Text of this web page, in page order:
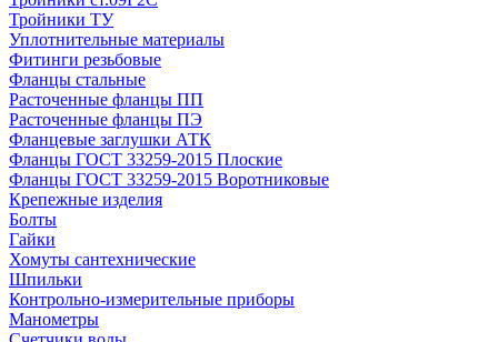
Тройники ТУ
Уплотнительные материалы
Фитинги резьбовые
Фланцы стальные
Расточенные фланцы ПП
Расточенные фланцы ПЭ
Фланцевые заглушки АТК
Фланцы ГОСТ 33259-2015 Плоские
Фланцы ГОСТ 33259-2015 Воротниковые
Крепежные изделия
Болты
Гайки
Хомуты сантехнические
Шпильки
Контрольно-измерительные приборы
Манометры